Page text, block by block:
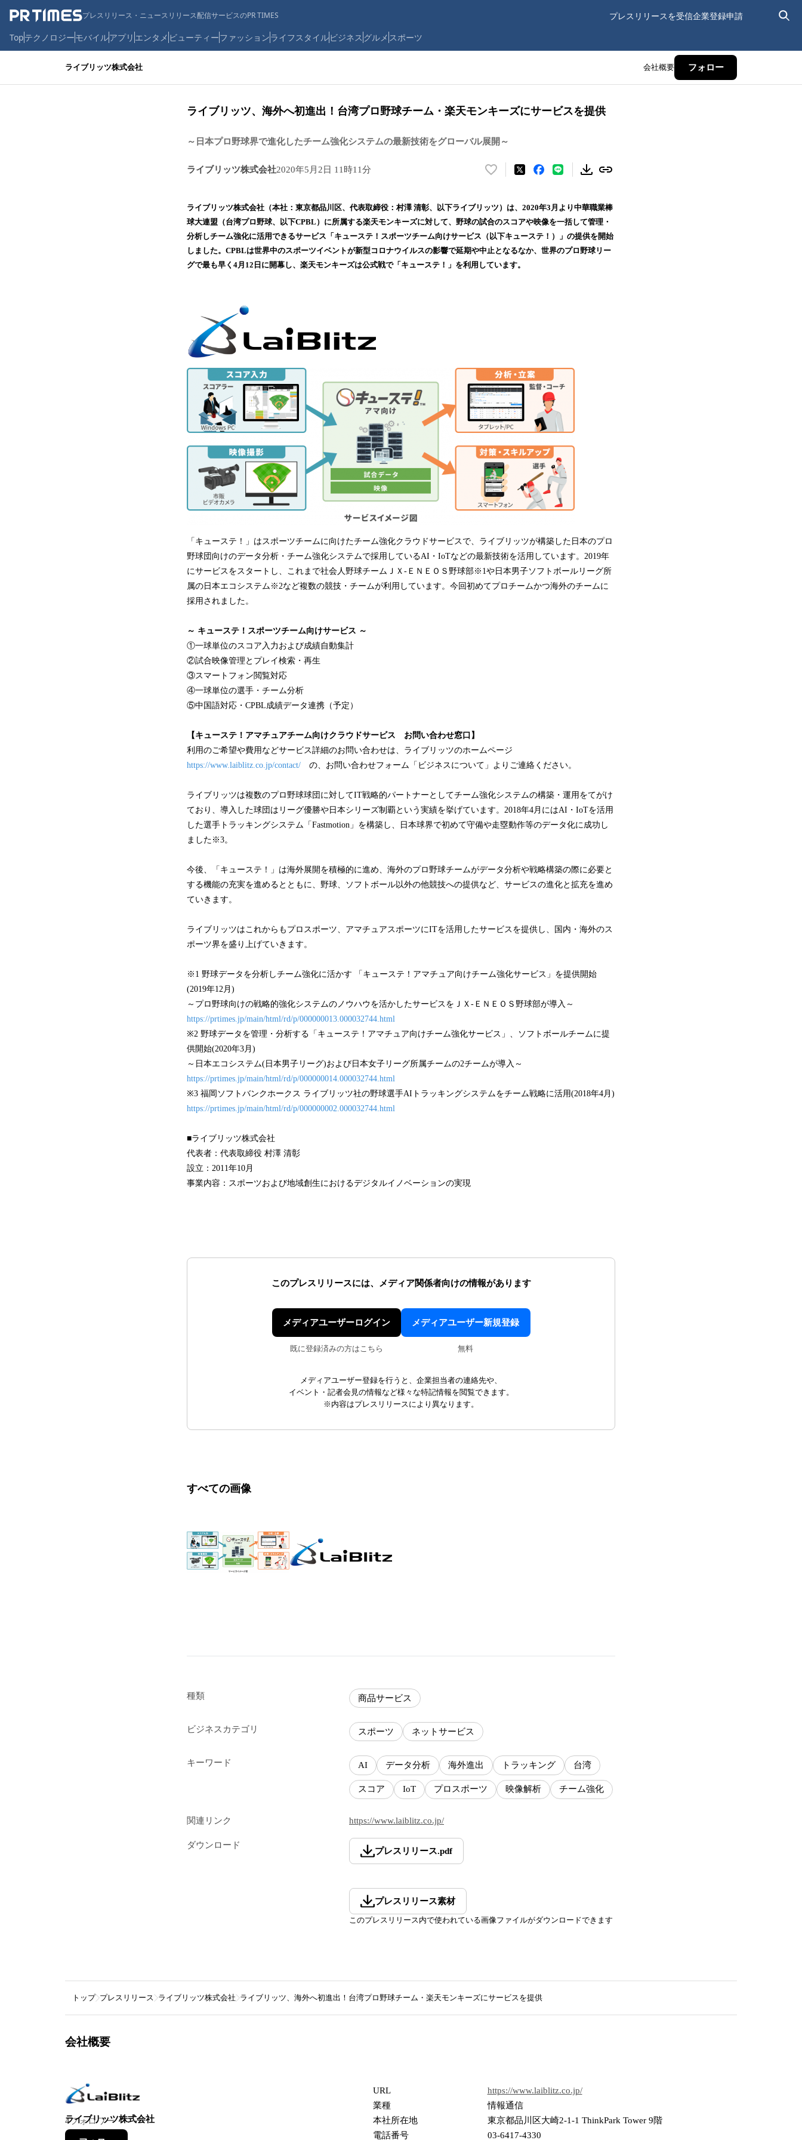
プレスリリース・ニュースリリース配信サービスのPR TIMES プレスリリースを受信企業登録申請
Topテクノロジーモバイルアプリ エンタメ ビューティーファッションライフスタイルビジネス グルメ スポーツ
ライブリッツ株式会社 会社概要 フォロー
ライブリッツ、海外へ初進出！台湾プロ野球チーム・楽天モンキーズにサービスを提供
～日本プロ野球界で進化したチーム強化システムの最新技術をグローバル展開～
ライブリッツ株式会社2020年5月2日 11時11分
い
！
数
を
読
み
ライブリッツ株式会社（本社：東京都品川区、代表取締役：村澤 清彰、以下ライブリッツ）は、2020年3月より中華職業棒
球大連盟（台湾プロ野球、以下CPBL）に所属する楽天モンキーズに対して、野球の試合のスコアや映像を一括して管理・
分析しチーム強化に活用できるサービス「キューステ！スポーツチーム向けサービス（以下キューステ！）」の提供を開始
しました。CPBLは世界中のスポーツイベントが新型コロナウイルスの影響で延期や中止となるなか、世界のプロ野球リー
グで最も早く4月12日に開幕し、楽天モンキーズは公式戦で「キューステ！」を利用しています。
「キューステ！」はスポーツチームに向けたチーム強化クラウドサービスで、ライブリッツが構築した日本のプロ
野球団向けのデータ分析・チーム強化システムで採用しているAI・IoTなどの最新技術を活用しています。2019年
にサービスをスタートし、これまで社会人野球チームＪＸ-ＥＮＥＯＳ野球部※1や日本男子ソフトボールリーグ所
属の日本エコシステム※2など複数の競技・チームが利用しています。今回初めてプロチームかつ海外のチームに
採用されました。
～ キューステ！スポーツチーム向けサービス ～
①一球単位のスコア入力および成績自動集計
②試合映像管理とプレイ検索・再生
③スマートフォン閲覧対応
④一球単位の選手・チーム分析
⑤中国語対応・CPBL成績データ連携（予定）
【キューステ！アマチュアチーム向けクラウドサービス お問い合わせ窓口】
利用のご希望や費用などサービス詳細のお問い合わせは、ライブリッツのホームページ
https://www.laiblitz.co.jp/contact/ の、お問い合わせフォーム「ビジネスについて」よりご連絡ください。
ライブリッツは複数のプロ野球球団に対してIT戦略的パートナーとしてチーム強化システムの構築・運用をてがけ
ており、導入した球団はリーグ優勝や日本シリーズ制覇という実績を挙げています。2018年4月にはAI・IoTを活用
した選手トラッキングシステム「Fastmotion」を構築し、日本球界で初めて守備や走塁動作等のデータ化に成功し
ました※3。
今後、「キューステ！」は海外展開を積極的に進め、海外のプロ野球チームがデータ分析や戦略構築の際に必要と
する機能の充実を進めるとともに、野球、ソフトボール以外の他競技への提供など、サービスの進化と拡充を進め
ていきます。
ライブリッツはこれからもプロスポーツ、アマチュアスポーツにITを活用したサービスを提供し、国内・海外のス
ポーツ界を盛り上げていきます。
※1 野球データを分析しチーム強化に活かす 「キューステ！アマチュア向けチーム強化サービス」を提供開始
(2019年12月)
～プロ野球向けの戦略的強化システムのノウハウを活かしたサービスをＪＸ-ＥＮＥＯＳ野球部が導入～
https://prtimes.jp/main/html/rd/p/000000013.000032744.html
※2 野球データを管理・分析する「キューステ！アマチュア向けチーム強化サービス」、ソフトボールチームに提
供開始(2020年3月)
～日本エコシステム(日本男子リーグ)および日本女子リーグ所属チームの2チームが導入～
https://prtimes.jp/main/html/rd/p/000000014.000032744.html
※3 福岡ソフトバンクホークス ライブリッツ社の野球選手AIトラッキングシステムをチーム戦略に活用(2018年4月)
https://prtimes.jp/main/html/rd/p/000000002.000032744.html
■ライブリッツ株式会社
代表者：代表取締役 村澤 清彰
設立：2011年10月
事業内容：スポーツおよび地域創生におけるデジタルイノベーションの実現
このプレスリリースには、 メディア関係者向けの情報があります
メディアユーザーログイン
既に登録済みの方はこちら
メディアユーザー新規登録
無料
メディアユーザー登録を行うと、企業担当者の連絡先や、
イベント・記者会見の情報など様々な特記情報を閲覧できます。
※内容はプレスリリースにより異なります。
すべての画像
種類 商品サービス
ビジネスカテゴリ スポーツ ネットサービス
キーワード AI データ分析 海外進出 トラッキング 台湾
スコア IoT プロスポーツ 映像解析 チーム強化
関連リンク https://www.laiblitz.co.jp/
ダウンロード
プレスリリース.pdf
プレスリリース素材
このプレスリリース内で使われている画像ファイルがダウンロードできます
トップ プレスリリース ライブリッツ株式会社 ライブリッツ、海外へ初進出！台湾プロ野球チーム・楽天モンキーズにサービスを提供
会社概要
ライブリッツ株式会社
4フォロワー
URL
https://www.laiblitz.co.jp/
業種
情報通信
本社所在地
東京都品川区大崎2-1-1 ThinkPark Tower 9階
電話番号
03-6417-4330